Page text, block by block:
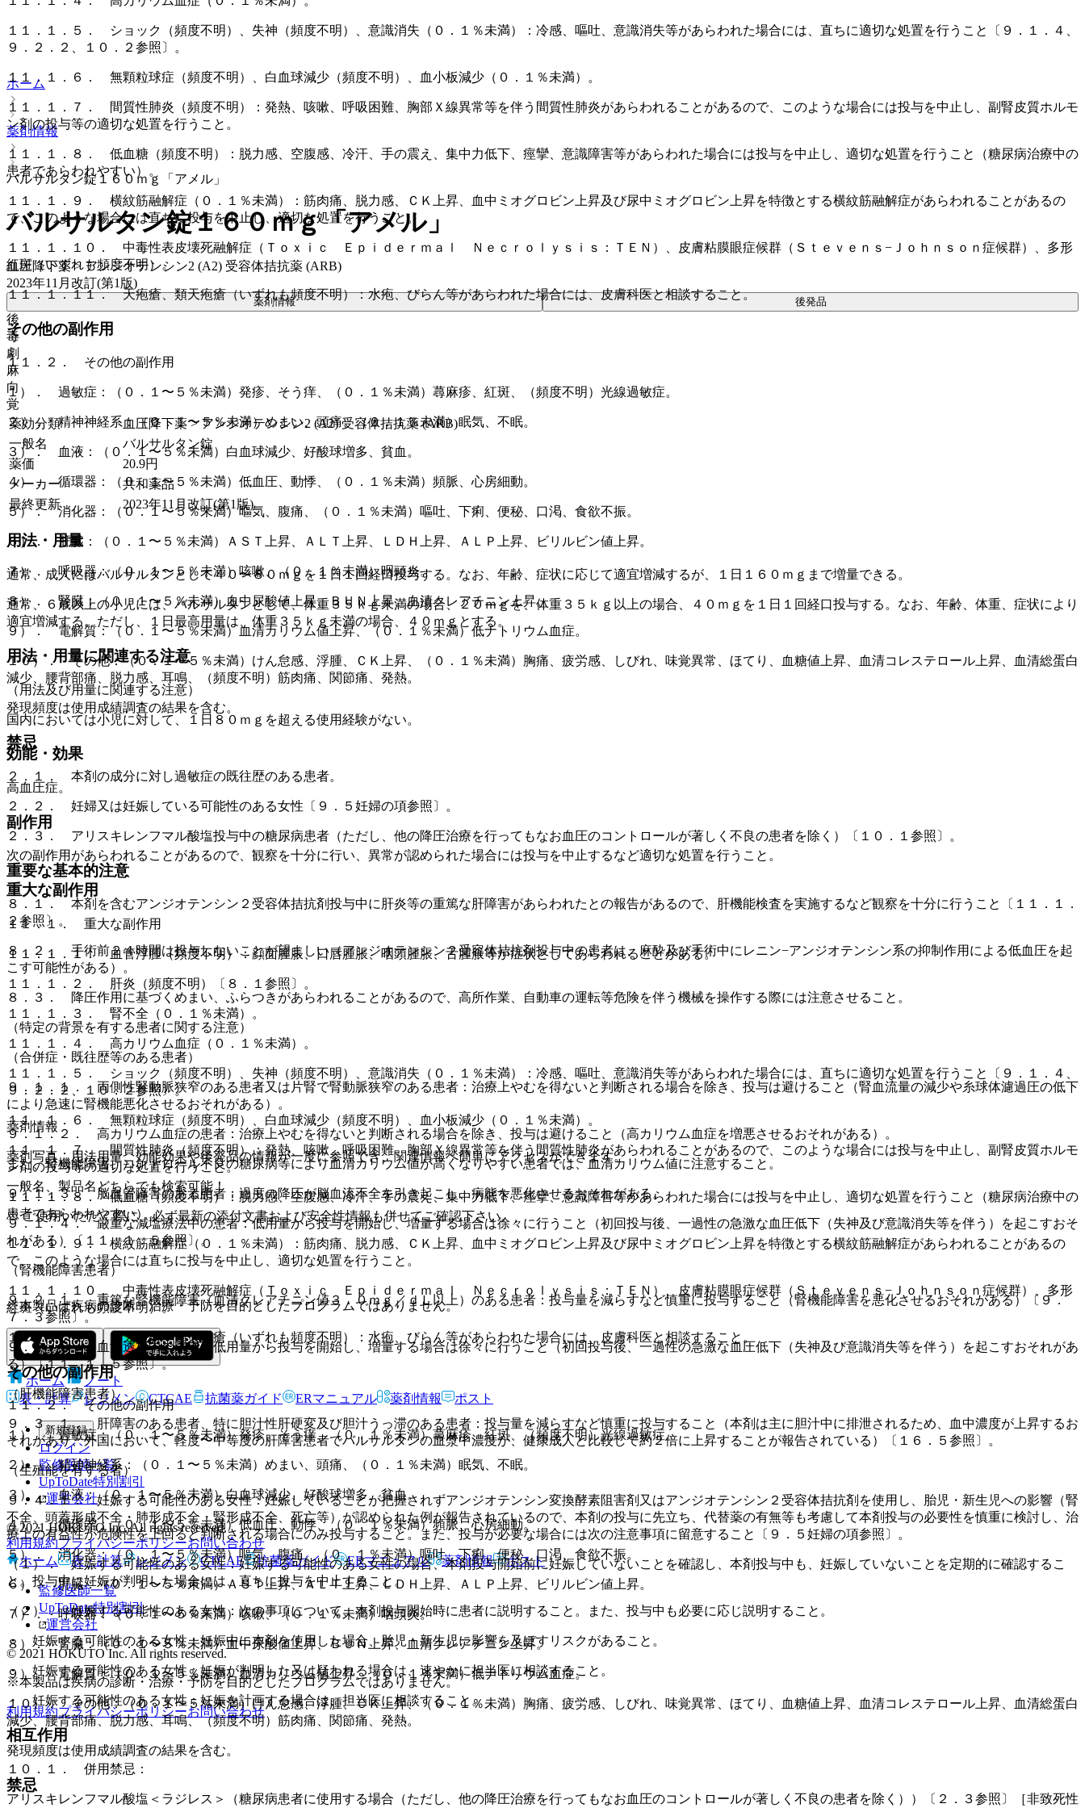
１１．１．５． ショック（頻度不明）、失神（頻度不明）、意識消失（０．１％未満）：冷感、嘔吐、意識消失等があらわれた場合には、直ちに適切な処置を行うこと〔９．１．４、
９．２．２、１０．２参照〕。
１１．１．６． 無顆粒球症（頻度不明）、白血球減少（頻度不明）、血小板減少（０．１％未満）。
１１．１．７． 間質性肺炎（頻度不明）：発熱、咳嗽、呼吸困難、胸部Ｘ線異常等を伴う間質性肺炎があらわれることがあるので、このような場合には投与を中止し、副腎皮質ホルモ
ン剤の投与等の適切な処置を行うこと。
１１．１．８． 低血糖（頻度不明）：脱力感、空腹感、冷汗、手の震え、集中力低下、痙攣、意識障害等があらわれた場合には投与を中止し、適切な処置を行うこと（糖尿病治療中の
患者であらわれやすい）。
１１．１．９． 横紋筋融解症（０．１％未満）：筋肉痛、脱力感、ＣＫ上昇、血中ミオグロビン上昇及び尿中ミオグロビン上昇を特徴とする横紋筋融解症があらわれることがあるの
で、このような場合には直ちに投与を中止し、適切な処置を行うこと。
１１．１．１０． 中毒性表皮壊死融解症（Ｔｏｘｉｃ Ｅｐｉｄｅｒｍａｌ Ｎｅｃｒｏｌｙｓｉｓ：ＴＥＮ）、皮膚粘膜眼症候群（Ｓｔｅｖｅｎｓ−Ｊｏｈｎｓｏｎ症候群）、多形
紅斑（いずれも頻度不明）。
１１．１．１１． 天疱瘡、類天疱瘡（いずれも頻度不明）：水疱、びらん等があらわれた場合には、皮膚科医と相談すること。
その他の副作用
１１．２． その他の副作用
１）． 過敏症：（０．１〜５％未満）発疹、そう痒、（０．１％未満）蕁麻疹、紅斑、（頻度不明）光線過敏症。
２）． 精神神経系：（０．１〜５％未満）めまい、頭痛、（０．１％未満）眠気、不眠。
３）． 血液：（０．１〜５％未満）白血球減少、好酸球増多、貧血。
４）． 循環器：（０．１〜５％未満）低血圧、動悸、（０．１％未満）頻脈、心房細動。
５）． 消化器：（０．１〜５％未満）嘔気、腹痛、（０．１％未満）嘔吐、下痢、便秘、口渇、食欲不振。
６）． 肝臓：（０．１〜５％未満）ＡＳＴ上昇、ＡＬＴ上昇、ＬＤＨ上昇、ＡＬＰ上昇、ビリルビン値上昇。
７）． 呼吸器：（０．１〜５％未満）咳嗽、（０．１％未満）咽頭炎。
８）． 腎臓：（０．１〜５％未満）血中尿酸値上昇、ＢＵＮ上昇、血清クレアチニン上昇。
９）． 電解質：（０．１〜５％未満）血清カリウム値上昇、（０．１％未満）低ナトリウム血症。
１０）． その他：（０．１〜５％未満）けん怠感、浮腫、ＣＫ上昇、（０．１％未満）胸痛、疲労感、しびれ、味覚異常、ほてり、血糖値上昇、血清コレステロール上昇、血清総蛋白
減少、腰背部痛、脱力感、耳鳴、（頻度不明）筋肉痛、関節痛、発熱。
発現頻度は使用成績調査の結果を含む。
禁忌
２．１． 本剤の成分に対し過敏症の既往歴のある患者。
２．２． 妊婦又は妊娠している可能性のある女性〔９．５妊婦の項参照〕。
２．３． アリスキレンフマル酸塩投与中の糖尿病患者（ただし、他の降圧治療を行ってもなお血圧のコントロールが著しく不良の患者を除く）〔１０．１参照〕。
重要な基本的注意
８．１． 本剤を含むアンジオテンシン２受容体拮抗剤投与中に肝炎等の重篤な肝障害があらわれたとの報告があるので、肝機能検査を実施するなど観察を十分に行うこと〔１１．１．
２参照〕。
８．２． 手術前２４時間は投与しないことが望ましい（アンジオテンシン２受容体拮抗剤投与中の患者は、麻酔及び手術中にレニン−アンジオテンシン系の抑制作用による低血圧を起
こす可能性がある）。
８．３． 降圧作用に基づくめまい、ふらつきがあらわれることがあるので、高所作業、自動車の運転等危険を伴う機械を操作する際には注意させること。
（特定の背景を有する患者に関する注意）
（合併症・既往歴等のある患者）
９．１．１． 両側性腎動脈狭窄のある患者又は片腎で腎動脈狭窄のある患者：治療上やむを得ないと判断される場合を除き、投与は避けること（腎血流量の減少や糸球体濾過圧の低下
により急速に腎機能悪化させるおそれがある）。
９．１．２． 高カリウム血症の患者：治療上やむを得ないと判断される場合を除き、投与は避けること（高カリウム血症を増悪させるおそれがある）。
また、腎機能障害、コントロール不良の糖尿病等により血清カリウム値が高くなりやすい患者では、血清カリウム値に注意すること。
９．１．３． 脳血管障害のある患者：過度の降圧が脳血流不全を引き起こし、病態を悪化させるおそれがある。
９．１．４． 厳重な減塩療法中の患者：低用量から投与を開始し、増量する場合は徐々に行うこと（初回投与後、一過性の急激な血圧低下（失神及び意識消失等を伴う）を起こすおそ
れがある）〔１１．１．５参照〕。
（腎機能障害患者）
９．２．１． 重篤な腎機能障害（血清クレアチニン値３．０ｍｇ／ｄＬ以上）のある患者：投与量を減らすなど慎重に投与すること（腎機能障害を悪化させるおそれがある）〔９．
７．３参照〕。
９．２．２． 血液透析中の患者：低用量から投与を開始し、増量する場合は徐々に行うこと（初回投与後、一過性の急激な血圧低下（失神及び意識消失等を伴う）を起こすおそれがあ
る）〔１１．１．５参照〕。
（肝機能障害患者）
９．３．１． 肝障害のある患者、特に胆汁性肝硬変及び胆汁うっ滞のある患者：投与量を減らすなど慎重に投与すること（本剤は主に胆汁中に排泄されるため、血中濃度が上昇するお
それがあり、外国において、軽度〜中等度の肝障害患者でバルサルタンの血漿中濃度が、健康成人と比較して約２倍に上昇することが報告されている）〔１６．５参照〕。
（生殖能を有する者）
９．４．１． 妊娠する可能性のある女性：妊娠していることが把握されずアンジオテンシン変換酵素阻害剤又はアンジオテンシン２受容体拮抗剤を使用し、胎児・新生児への影響（腎
不全、頭蓋形成不全・肺形成不全・腎形成不全、死亡等）が認められた例が報告されているので、本剤の投与に先立ち、代替薬の有無等も考慮して本剤投与の必要性を慎重に検討し、治
療上の有益性が危険性を上回ると判断される場合にのみ投与すること。また、投与が必要な場合には次の注意事項に留意すること〔９．５妊婦の項参照〕。
（１）． 妊娠する可能性のある女性：妊娠する可能性のある女性の場合、本剤投与開始前に妊娠していないことを確認し、本剤投与中も、妊娠していないことを定期的に確認するこ
と。投与中に妊娠が判明した場合には、直ちに投与を中止すること。
（２）． 妊娠する可能性のある女性：次の事項について、本剤投与開始時に患者に説明すること。また、投与中も必要に応じ説明すること。
・ 妊娠する可能性のある女性：妊娠中に本剤を使用した場合、胎児・新生児に影響を及ぼすリスクがあること。
・ 妊娠する可能性のある女性：妊娠が判明した又は疑われる場合は、速やかに担当医に相談すること。
・ 妊娠する可能性のある女性：妊娠を計画する場合は、担当医に相談すること。
相互作用
１０．１． 併用禁忌：
アリスキレンフマル酸塩＜ラジレス＞（糖尿病患者に使用する場合（ただし、他の降圧治療を行ってもなお血圧のコントロールが著しく不良の患者を除く））〔２．３参照〕［非致死性
ホーム
薬剤情報
バルサルタン錠１６０ｍｇ「アメル」
バルサルタン錠１６０ｍｇ「アメル」
血圧降下薬 > アンジオテンシン2 (A2) 受容体拮抗薬 (ARB)
2023年11月改訂(第1版)
薬剤情報 後発品
後
毒
劇
麻
向
覚
薬効分類
血圧降下薬 > アンジオテンシン2 (A2) 受容体拮抗薬 (ARB)
一般名
バルサルタン錠
薬価
20.9円
メーカー
共和薬品
最終更新
2023年11月改訂(第1版)
用法・用量
通常、成人にはバルサルタンとして４０〜８０ｍｇを１日１回経口投与する。なお、年齢、症状に応じて適宜増減するが、１日１６０ｍｇまで増量できる。
通常、６歳以上の小児には、バルサルタンとして、体重３５ｋｇ未満の場合、２０ｍｇを、体重３５ｋｇ以上の場合、４０ｍｇを１日１回経口投与する。なお、年齢、体重、症状により
適宜増減する。ただし、１日最高用量は、体重３５ｋｇ未満の場合、４０ｍｇとする。
用法・用量に関連する注意
（用法及び用量に関連する注意）
国内においては小児に対して、１日８０ｍｇを超える使用経験がない。
効能・効果
高血圧症。
副作用
次の副作用があらわれることがあるので、観察を十分に行い、異常が認められた場合には投与を中止するなど適切な処置を行うこと。
重大な副作用
１１．１． 重大な副作用
１１．１．１． 血管浮腫（頻度不明）：顔面腫脹、口唇腫脹、咽頭腫脹、舌腫脹等が症状としてあらわれることがある。
１１．１．２． 肝炎（頻度不明）〔８．１参照〕。
１１．１．３． 腎不全（０．１％未満）。
１１．１．４． 高カリウム血症（０．１％未満）。
１１．１．５． ショック（頻度不明）、失神（頻度不明）、意識消失（０．１％未満）：冷感、嘔吐、意識消失等があらわれた場合には、直ちに適切な処置を行うこと〔９．１．４、
９．２．２、１０．２参照〕。
１１．１．６． 無顆粒球症（頻度不明）、白血球減少（頻度不明）、血小板減少（０．１％未満）。
１１．１．７． 間質性肺炎（頻度不明）：発熱、咳嗽、呼吸困難、胸部Ｘ線異常等を伴う間質性肺炎があらわれることがあるので、このような場合には投与を中止し、副腎皮質ホルモ
ン剤の投与等の適切な処置を行うこと。
１１．１．８． 低血糖（頻度不明）：脱力感、空腹感、冷汗、手の震え、集中力低下、痙攣、意識障害等があらわれた場合には投与を中止し、適切な処置を行うこと（糖尿病治療中の
患者であらわれやすい）。
１１．１．９． 横紋筋融解症（０．１％未満）：筋肉痛、脱力感、ＣＫ上昇、血中ミオグロビン上昇及び尿中ミオグロビン上昇を特徴とする横紋筋融解症があらわれることがあるの
で、このような場合には直ちに投与を中止し、適切な処置を行うこと。
１１．１．１０． 中毒性表皮壊死融解症（Ｔｏｘｉｃ Ｅｐｉｄｅｒｍａｌ Ｎｅｃｒｏｌｙｓｉｓ：ＴＥＮ）、皮膚粘膜眼症候群（Ｓｔｅｖｅｎｓ−Ｊｏｈｎｓｏｎ症候群）、多形
紅斑（いずれも頻度不明）。
１１．１．１１． 天疱瘡、類天疱瘡（いずれも頻度不明）：水疱、びらん等があらわれた場合には、皮膚科医と相談すること。
その他の副作用
１１．２． その他の副作用
１）． 過敏症：（０．１〜５％未満）発疹、そう痒、（０．１％未満）蕁麻疹、紅斑、（頻度不明）光線過敏症。
２）． 精神神経系：（０．１〜５％未満）めまい、頭痛、（０．１％未満）眠気、不眠。
３）． 血液：（０．１〜５％未満）白血球減少、好酸球増多、貧血。
４）． 循環器：（０．１〜５％未満）低血圧、動悸、（０．１％未満）頻脈、心房細動。
５）． 消化器：（０．１〜５％未満）嘔気、腹痛、（０．１％未満）嘔吐、下痢、便秘、口渇、食欲不振。
６）． 肝臓：（０．１〜５％未満）ＡＳＴ上昇、ＡＬＴ上昇、ＬＤＨ上昇、ＡＬＰ上昇、ビリルビン値上昇。
７）． 呼吸器：（０．１〜５％未満）咳嗽、（０．１％未満）咽頭炎。
８）． 腎臓：（０．１〜５％未満）血中尿酸値上昇、ＢＵＮ上昇、血清クレアチニン上昇。
９）． 電解質：（０．１〜５％未満）血清カリウム値上昇、（０．１％未満）低ナトリウム血症。
１０）． その他：（０．１〜５％未満）けん怠感、浮腫、ＣＫ上昇、（０．１％未満）胸痛、疲労感、しびれ、味覚異常、ほてり、血糖値上昇、血清コレステロール上昇、血清総蛋白
減少、腰背部痛、脱力感、耳鳴、（頻度不明）筋肉痛、関節痛、発熱。
発現頻度は使用成績調査の結果を含む。
禁忌
薬剤情報
薬剤写真、用法用量、効能効果や後発品の情報が一度に参照でき、関連情報へ簡単にアクセスができます。
一般名、製品名どちらでも検索可能！
※ ご使用いただく際に、必ず最新の添付文書および安全性情報も併せてご確認下さい。
※本製品は疾病の診断・治療・予防を目的としたプログラムではありません。
ホーム
ノート
表・計算
レジメン CTCAE 抗菌薬ガイド ERマニュアル 薬剤情報 ポスト
新規登録
ログイン
監修医師一覧
UpToDate特別割引
運営会社
© 2021 HOKUTO Inc. All rights reserved.
利用規約プライバシーポリシーお問い合わせ
ホーム
表・計算 レジメン CTCAE 抗菌薬ガイド ERマニュアル 薬剤情報 ポスト
監修医師一覧
UpToDate特別割引
運営会社
© 2021 HOKUTO Inc. All rights reserved.
※本製品は疾病の診断・治療・予防を目的としたプログラムではありません。
利用規約プライバシーポリシーお問い合わせ